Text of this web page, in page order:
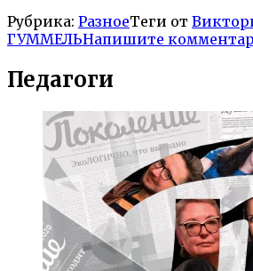
Рубрика: РазноеТеги от
ГУММЕЛЬНапишите
Педагоги